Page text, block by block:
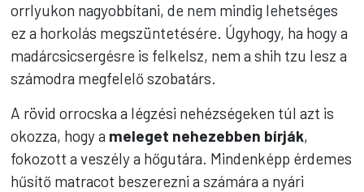
orrlyukon nagyobbítani, de nem mindig lehetséges
ez a horkolás megszüntetésére. Úgyhogy, ha hogy a
madárcsicsergésre is felkelsz, nem a shih tzu lesz a
számodra megfelelő szobatárs.
A rövid orrocska a légzési nehézségeken túl azt is
okozza, hogy a meleget nehezebben bírják,
fokozott a veszély a hőgutára. Mindenképp érdemes
hűsítő matracot beszerezni a számára a nyári